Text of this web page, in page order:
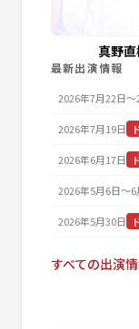
真野
最新出演情報
2026年7月22日〜
2026年7月19日
2026年6月17日
2026年5月6日〜6
2026年5月30日
すべての出演